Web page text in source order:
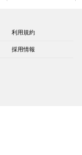
利用規約
採用情報